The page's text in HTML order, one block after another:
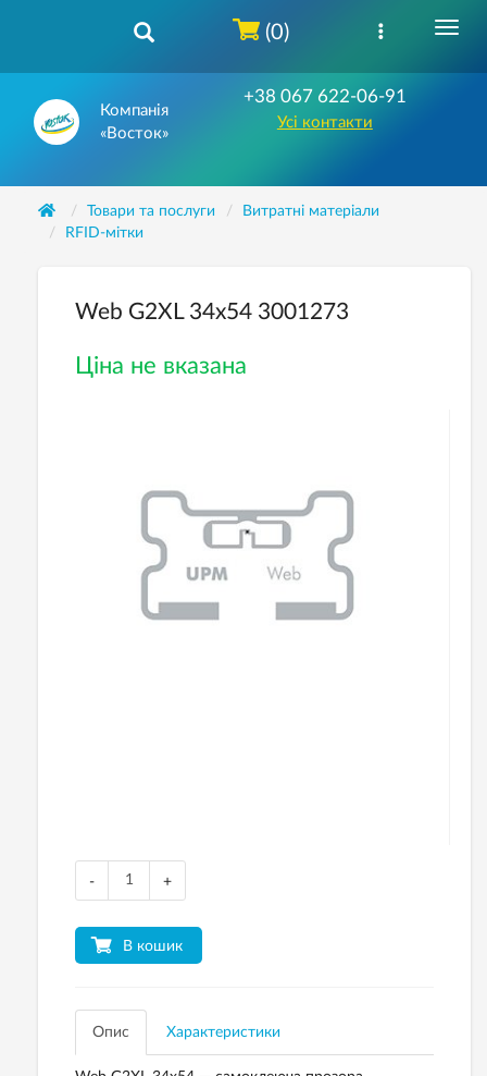
Компанія
«Восток»
+38 067 622-06-91
Усі контакти
(0)
Товари та послуги
Витратні матеріали
RFID-мітки
Web G2XL 34x54 3001273
Ціна не вказана
- +
В кошик
Опис Характеристики